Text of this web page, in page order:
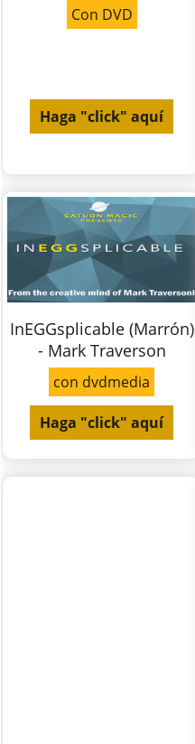
Con DVD
Haga "click" aquí
InEGGsplicable (Marrón)
- Mark Traverson
con dvdmedia
Haga "click" aquí